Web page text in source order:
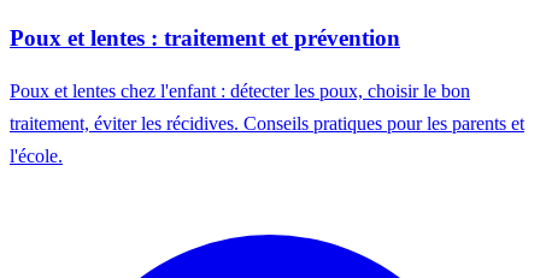
Poux et lentes : traitement et prévention
Poux et lentes chez l'enfant : détecter les poux, choisir le bon
traitement, éviter les récidives. Conseils pratiques pour les parents et
l'école.